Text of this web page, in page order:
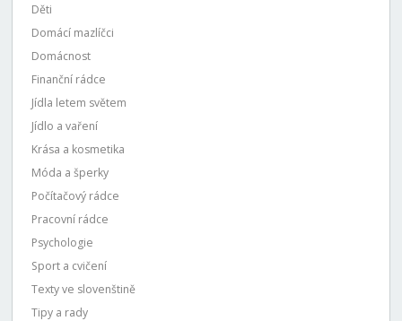
Děti
Domácí mazlíčci
Domácnost
Finanční rádce
Jídla letem světem
Jídlo a vaření
Krása a kosmetika
Móda a šperky
Počítačový rádce
Pracovní rádce
Psychologie
Sport a cvičení
Texty ve slovenštině
Tipy a rady